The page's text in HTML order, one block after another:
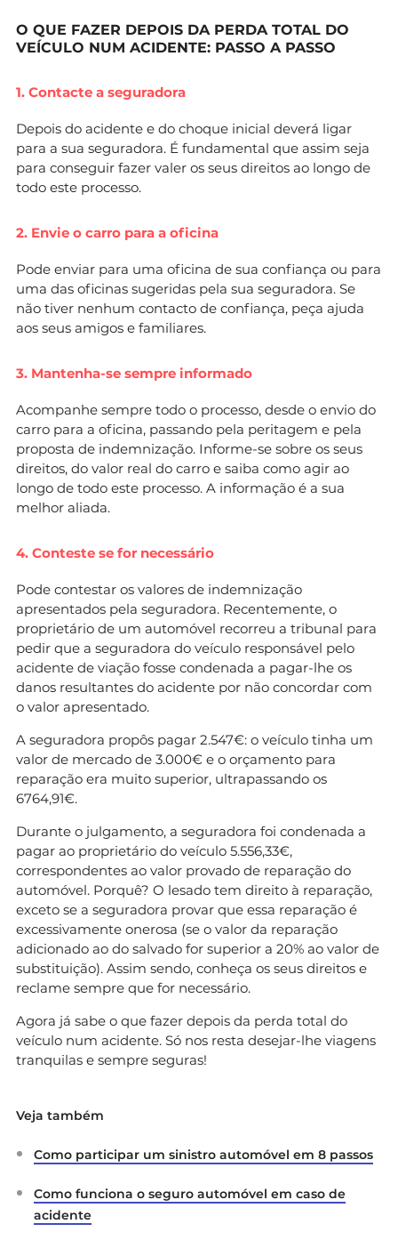
O QUE FAZER DEPOIS DA PERDA TOTAL DO
VEÍCULO NUM ACIDENTE: PASSO A PASSO
1. Contacte a seguradora
Depois do acidente e do choque inicial deverá ligar
para a sua seguradora. É fundamental que assim seja
para conseguir fazer valer os seus direitos ao longo de
todo este processo.
2. Envie o carro para a oficina
Pode enviar para uma oficina de sua confiança ou para
uma das oficinas sugeridas pela sua seguradora. Se
não tiver nenhum contacto de confiança, peça ajuda
aos seus amigos e familiares.
3. Mantenha-se sempre informado
Acompanhe sempre todo o processo, desde o envio do
carro para a oficina, passando pela peritagem e pela
proposta de indemnização. Informe-se sobre os seus
direitos, do valor real do carro e saiba como agir ao
longo de todo este processo. A informação é a sua
melhor aliada.
4. Conteste se for necessário
Pode contestar os valores de indemnização
apresentados pela seguradora. Recentemente, o
proprietário de um automóvel recorreu a tribunal para
pedir que a seguradora do veículo responsável pelo
acidente de viação fosse condenada a pagar-lhe os
danos resultantes do acidente por não concordar com
o valor apresentado.
A seguradora propôs pagar 2.547€: o veículo tinha um
valor de mercado de 3.000€ e o orçamento para
reparação era muito superior, ultrapassando os
6764,91€.
Durante o julgamento, a seguradora foi condenada a
pagar ao proprietário do veículo 5.556,33€,
correspondentes ao valor provado de reparação do
automóvel. Porquê? O lesado tem direito à reparação,
exceto se a seguradora provar que essa reparação é
excessivamente onerosa (se o valor da reparação
adicionado ao do salvado for superior a 20% ao valor de
substituição). Assim sendo, conheça os seus direitos e
reclame sempre que for necessário.
Agora já sabe o que fazer depois da perda total do
veículo num acidente. Só nos resta desejar-lhe viagens
tranquilas e sempre seguras!
Veja também
Como participar um sinistro automóvel em 8 passos
Como funciona o seguro automóvel em caso de
acidente